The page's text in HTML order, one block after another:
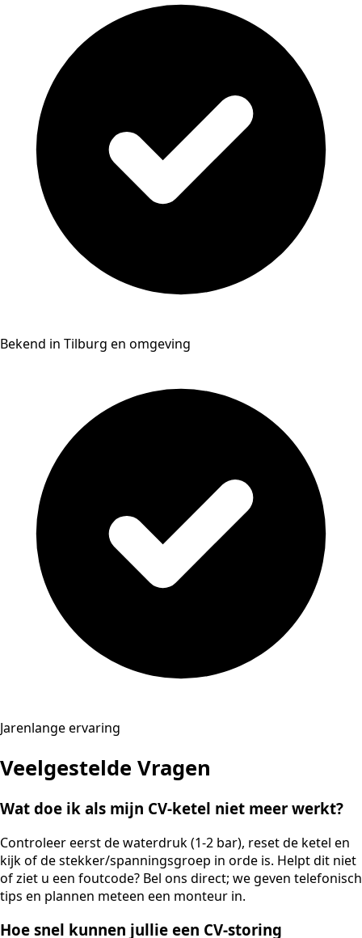
Bekend in Tilburg en omgeving
Jarenlange ervaring
Veelgestelde Vragen
Wat doe ik als mijn CV-ketel niet meer werkt?
Controleer eerst de waterdruk (1-2 bar), reset de ketel en
kijk of de stekker/spanningsgroep in orde is. Helpt dit niet
of ziet u een foutcode? Bel ons direct; we geven telefonisch
tips en plannen meteen een monteur in.
Hoe snel kunnen jullie een CV-storing